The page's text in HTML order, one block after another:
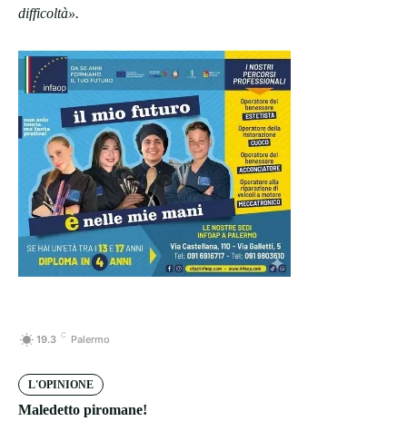
difficoltà».
19.3 C Palermo
L'OPINIONE
Maledetto piromane!